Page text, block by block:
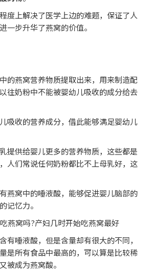
度上解决了医学上边的难题，保证了人
一步升华了燕窝的价值。
中的燕窝营养物质提取出来，用来制造配
往奶粉中不能被婴幼儿吸收的成分给去
吸收的营养成分，借此能够满足婴幼儿
提供给婴儿更多的营养物质，这些都是
人们常说任何奶粉都比不上母乳好，这
燕窝中的唾液酸，能够促进婴儿脑部的
记忆力。
有唾液酸，但是含量却有很大的不同，
是所有食品中最高的，可以算是比较稀
被成为燕窝酸。